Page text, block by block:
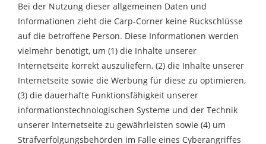
Bei der Nutzung dieser allgemeinen Daten und
Informationen zieht die Carp-Corner keine Rückschlüsse
auf die betroffene Person. Diese Informationen werden
vielmehr benötigt, um (1) die Inhalte unserer
Internetseite korrekt auszuliefern, (2) die Inhalte unserer
Internetseite sowie die Werbung für diese zu optimieren,
(3) die dauerhafte Funktionsfähigkeit unserer
informationstechnologischen Systeme und der Technik
unserer Internetseite zu gewährleisten sowie (4) um
Strafverfolgungsbehörden im Falle eines Cyberangriffes